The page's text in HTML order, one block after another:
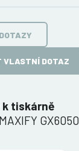
k tiskárně
GX6050
VLASTNÍ DOTAZ